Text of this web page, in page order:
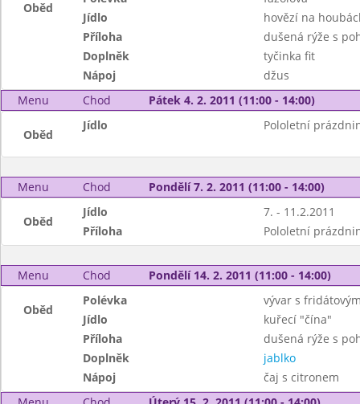
Oběd
Jídlo
hovězí na
Příloha
dušená rýže s
Doplněk
tyčinka fit
Nápoj
džus
Menu
Chod Pátek 4. 2. 2011 (11:00 - 14:00)
Oběd
Jídlo Pololetní
Menu Chod Pondělí 7. 2. 2011 (11:00 - 14:00)
Oběd
Jídlo
7. - 11.2.2011
Příloha
Pololetní
Menu Chod Pondělí 14. 2. 2011 (11:00 - 14:00)
Oběd
Polévka
vývar s
Jídlo
kuřecí "čína"
Příloha
dušená rýže s
Doplněk
jablko
Nápoj
čaj s citronem